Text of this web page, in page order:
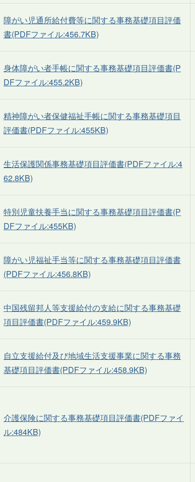
障がい児通所給付費等に関する事務基礎項目評価
書(PDFファイル:456.7KB)
身体障がい者手帳に関する事務基礎項目評価書(P
DFファイル:455.2KB)
精神障がい者保健福祉手帳に関する事務基礎項目
評価書(PDFファイル:455KB)
生活保護関係事務基礎項目評価書(PDFファイル:4
62.8KB)
特別児童扶養手当に関する事務基礎項目評価書(P
DFファイル:455KB)
障がい児福祉手当等に関する事務基礎項目評価書
(PDFファイル:456.8KB)
中国残留邦人等支援給付の支給に関する事務基礎
項目評価書(PDFファイル:459.9KB)
自立支援給付及び地域生活支援事業に関する事務
基礎項目評価書(PDFファイル:458.9KB)
介護保険に関する事務基礎項目評価書(PDFファイ
ル:484KB)